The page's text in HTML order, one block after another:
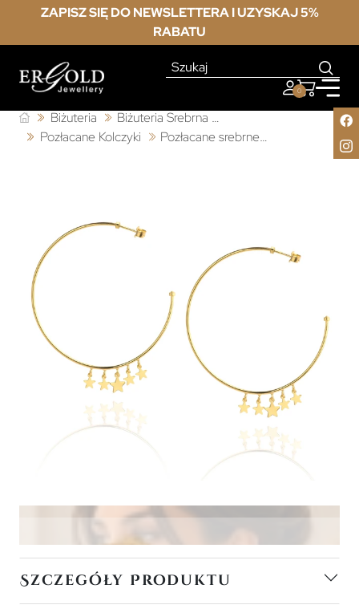
ZAPISZ SIĘ DO NEWSLETTERA I UZYSKAJ 5%
RABATU
0
Biżuteria
Biżuteria Srebrna Pozłacana
Pozłacane Kolczyki
Pozłacane srebrne kolczyki KOŁA GWIAZDKI
Szczegóły Produktu